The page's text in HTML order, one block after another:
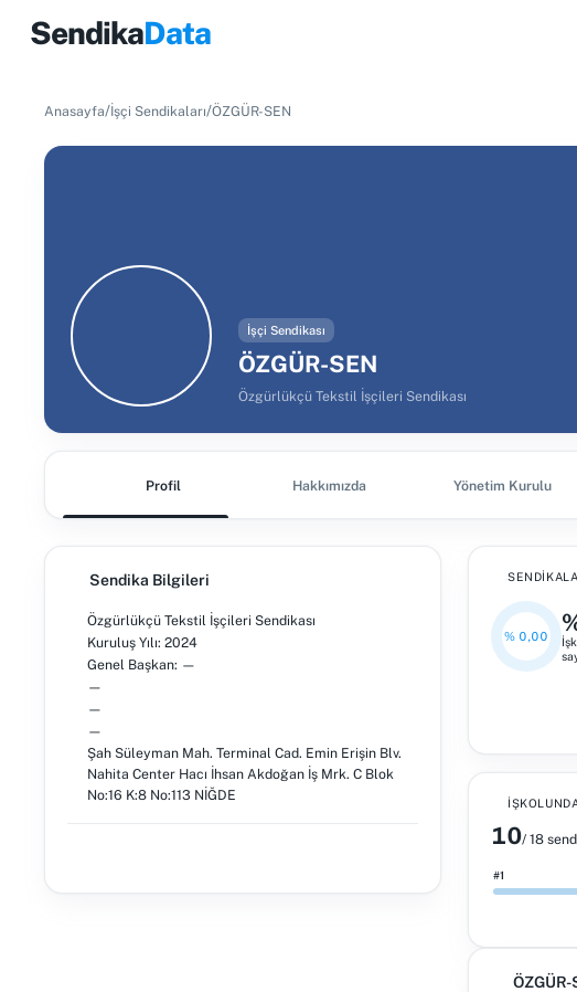
SendikaData
Anasayfa/İşçi Sendikaları/ÖZGÜR-SEN
İşçi Sendikası
ÖZGÜR-SEN
Özgürlükçü Tekstil İşçileri Sendikası
Profil Hakkımızda Yönetim Kurulu
Sendika Bilgileri
Özgürlükçü Tekstil İşçileri Sendikası
Kuruluş Yılı: 2024
Genel Başkan: —
—
—
—
Şah Süleyman Mah. Terminal Cad. Emin Erişin Blv.
Nahita Center Hacı İhsan Akdoğan İş Mrk. C Blok
No:16 K:8 No:113 NİĞDE
% 0,00
10/ 18
#1
ÖZGÜR-